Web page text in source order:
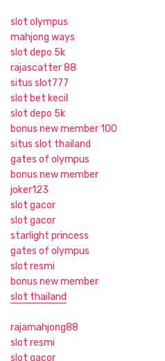
slot olympus
mahjong ways
slot depo 5k
rajascatter 88
situs slot777
slot bet kecil
slot depo 5k
bonus new member 100
situs slot thailand
gates of olympus
bonus new member
joker123
slot gacor
slot gacor
starlight princess
gates of olympus
slot resmi
bonus new member
slot thailand
rajamahjong88
slot resmi
slot gacor